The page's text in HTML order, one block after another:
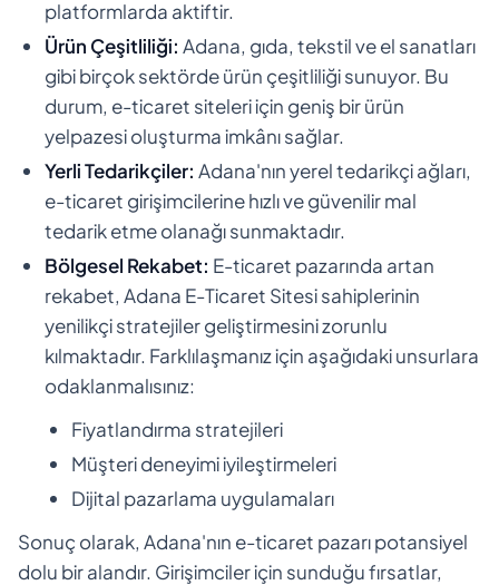
platformlarda aktiftir.
Ürün Çeşitliliği: Adana, gıda, tekstil ve el sanatları
gibi birçok sektörde ürün çeşitliliği sunuyor. Bu
durum, e-ticaret siteleri için geniş bir ürün
yelpazesi oluşturma imkânı sağlar.
Yerli Tedarikçiler: Adana'nın yerel tedarikçi ağları,
e-ticaret girişimcilerine hızlı ve güvenilir mal
tedarik etme olanağı sunmaktadır.
Bölgesel Rekabet: E-ticaret pazarında artan
rekabet, Adana E-Ticaret Sitesi sahiplerinin
yenilikçi stratejiler geliştirmesini zorunlu
kılmaktadır. Farklılaşmanız için aşağıdaki unsurlara
odaklanmalısınız:
Fiyatlandırma stratejileri
Müşteri deneyimi iyileştirmeleri
Dijital pazarlama uygulamaları
Sonuç olarak, Adana'nın e-ticaret pazarı potansiyel
dolu bir alandır. Girişimciler için sunduğu fırsatlar,